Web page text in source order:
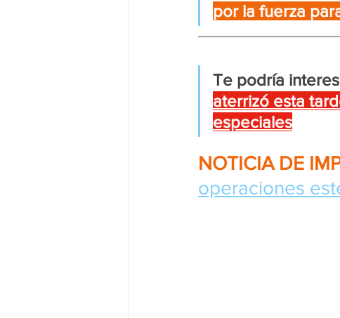
por la fuerza
Te podría
aterrizó esta
especiales
NOTICIA DE
operaciones